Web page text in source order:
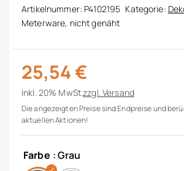
Artikelnummer: P4102195 Kategorie:
Meterware, nicht genäht
25,54€
Inkl. 20% MwSt.zzgl.Versand
Die angezeigten Preise sind Endpreise und
aktuellen Aktionen!
Farbe : Grau